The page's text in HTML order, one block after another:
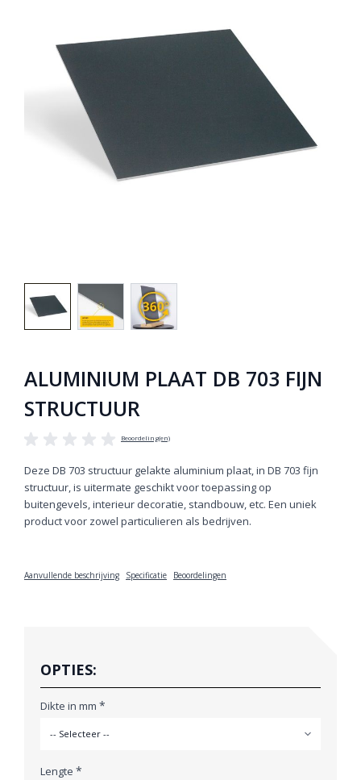
ALUMINIUM PLAAT DB 703 FIJN
STRUCTUUR
Beoordeling(en)
Deze DB 703 structuur gelakte aluminium plaat, in DB 703 fijn
structuur, is uitermate geschikt voor toepassing op
buitengevels, interieur decoratie, standbouw, etc. Een uniek
product voor zowel particulieren als bedrijven.
Aanvullende beschrijving Specificatie Beoordelingen
OPTIES:
Dikte in mm *
Lengte *